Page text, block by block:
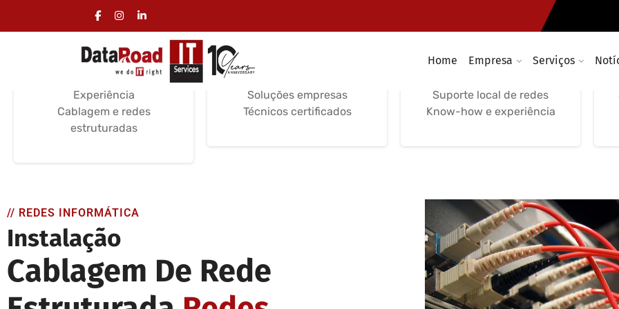
Home Empresa Serviços
Instalação Cablagem
Informática
Serviços de instalação
Certificações /
Experiência
Cablagem e redes
estruturadas
Informáticas
Instalação e suporte
Soluções empresas
Técnicos certificados
Suporte, Gestão de
Redes Informáticas
Serviços locais, remotos e
Suporte local de redes
Know-how e experiência
// REDES INFORMÁTICA
Instalação
Cablagem De Rede